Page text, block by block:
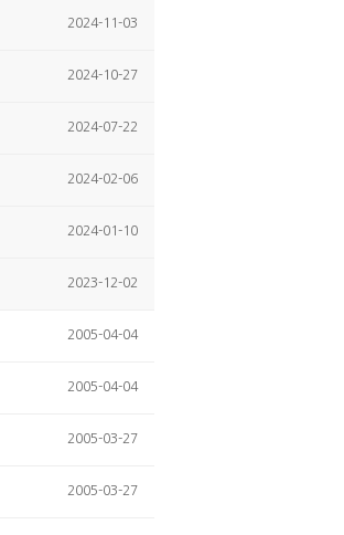
2024-11-03
2024-10-27
2024-07-22
2024-02-06
2024-01-10
2023-12-02
2005-04-04
2005-04-04
2005-03-27
2005-03-27